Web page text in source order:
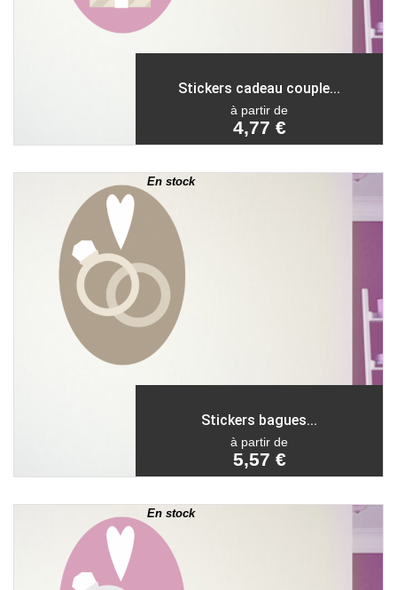
Stickers cadeau couple...
à partir de
4,77 €
En stock
Stickers bagues...
à partir de
5,57 €
En stock